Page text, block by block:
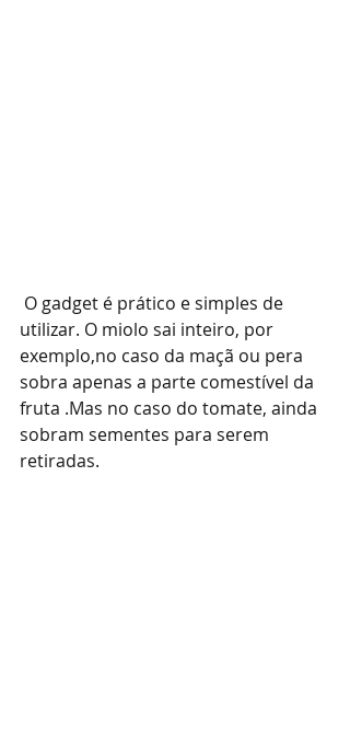
utilizar. O miolo sai inteiro, por
exemplo,no caso da maçã ou pera
sobra apenas a parte comestível da
fruta .Mas no caso do tomate, ainda
sobram sementes para serem
retiradas.